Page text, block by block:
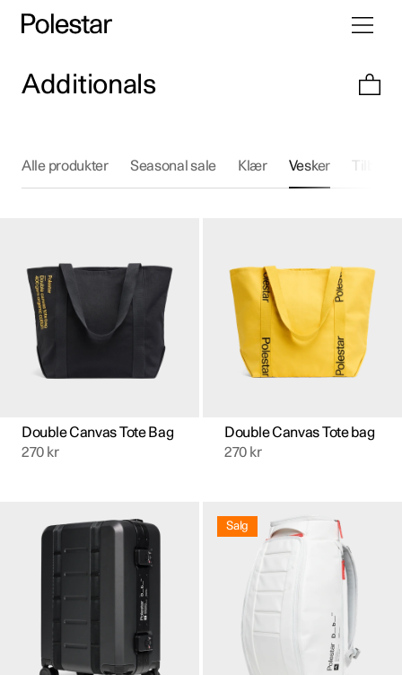
Hopp
Bytt
Additionals
Alle produkter Seasonal sale Klær Vesker
Double Canvas Tote Bag
270 kr
Double Canvas Tote bag
270 kr
Salg